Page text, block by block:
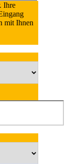
Ihre
mit Ihnen